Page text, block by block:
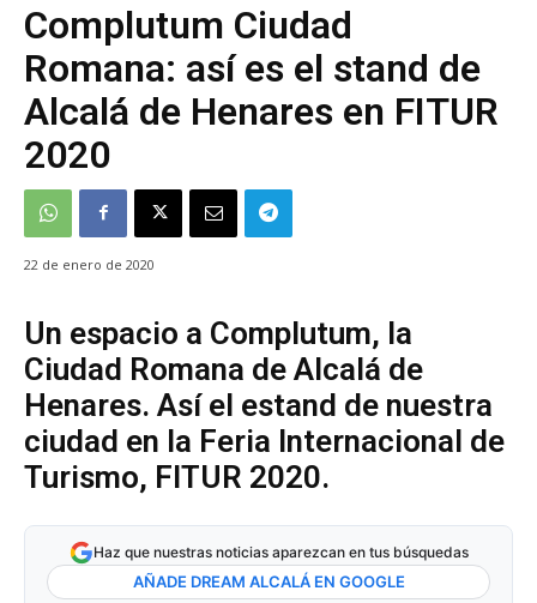
Complutum Ciudad
Romana: así es el stand de
Alcalá de Henares en FITUR
2020
22 de enero de 2020
Un espacio a Complutum, la
Ciudad Romana de Alcalá de
Henares. Así el estand de nuestra
ciudad en la Feria Internacional de
Turismo, FITUR 2020.
Haz que nuestras noticias aparezcan en tus búsquedas
AÑADE DREAM ALCALÁ EN GOOGLE